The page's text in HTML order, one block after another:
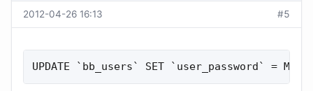
2012-04-26 16:13 #5
UPDATE `bb_users` SET `user_password` =